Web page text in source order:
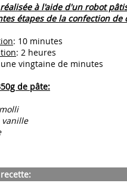
à l'aide d'un robot
étapes de la confection
: 10 minutes
: 2 heures
vingtaine de minutes
de pâte:
vanille